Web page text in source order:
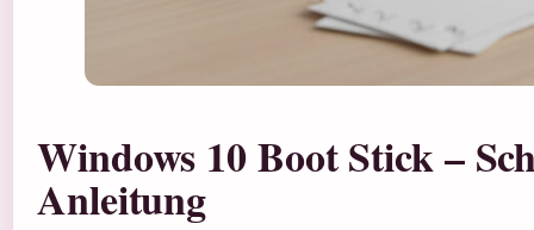
Windows 10 Boot Stick –
Anleitung